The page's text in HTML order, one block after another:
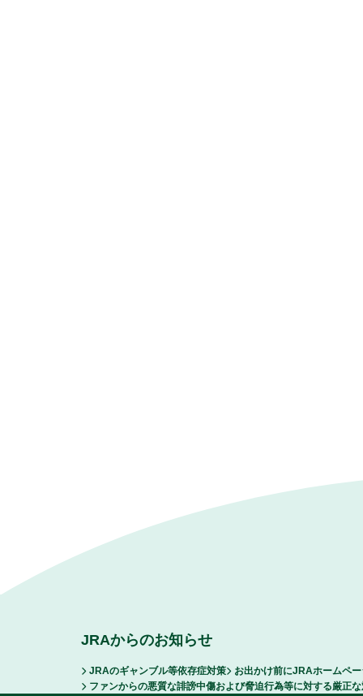
JRAからのお知らせ
JRAのギャンブル等依存症対策
お出かけ前にJRAホームペ
ファンからの悪質な誹謗中傷および脅迫行為等に対する厳正